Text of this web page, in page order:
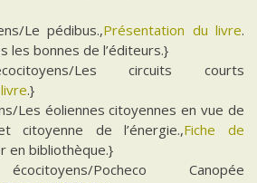
Le pédibus.,Présentation du livre.
les bonnes de l’éditeurs.}
Les circuits courts
.}
Les éoliennes citoyennes en vue de
citoyenne de l’énergie.,Fiche de
en bibliothèque.}
Pocheco Canopée